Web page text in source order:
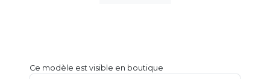
Ce modèle est visible en boutique